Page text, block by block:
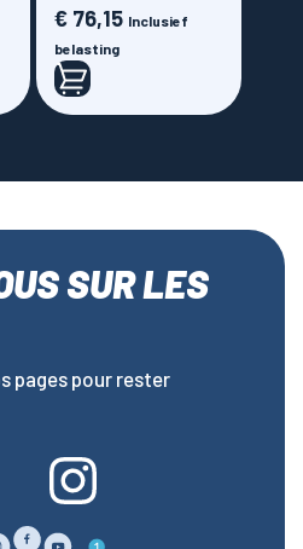
Prijs
€ 76,15 Inclusief
belasting
SUR LES
pages pour rester